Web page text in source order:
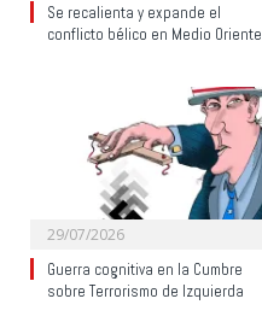
Se recalienta y expande el
conflicto bélico en Medio Oriente
29/07/2026
Guerra cognitiva en la Cumbre
sobre Terrorismo de Izquierda